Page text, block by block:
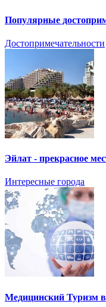
Популярные
Достопримечательности
Эйлат - прекрасное
Интересные города
Медицинский Туризм